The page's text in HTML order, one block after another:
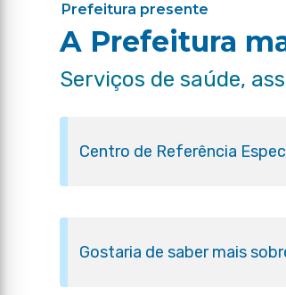
Prefeitura presente
A Prefeitura
Serviços de saúde,
Centro de Referência
Gostaria de saber mais